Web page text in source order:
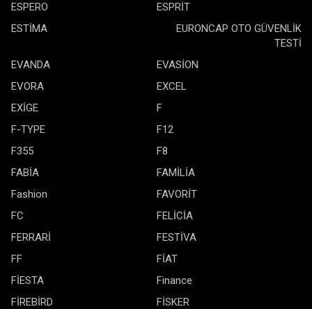
ESPERO
ESPRİT
ESTİMA
EURONCAP OTO GÜVENLİK
TESTİ
EVANDA
EVASİON
EVORA
EXCEL
EXİGE
F
F-TYPE
F12
F355
F8
FABİA
FAMİLİA
Fashion
FAVORİT
FC
FELİCİA
FERRARİ
FESTİVA
FF
FİAT
FİESTA
Finance
FİREBİRD
FİSKER